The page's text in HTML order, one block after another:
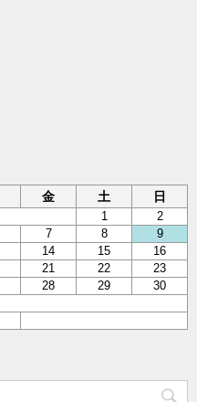
金 土 日
1
2
7 8
9
14 15
16
21 22
23
28 29
30